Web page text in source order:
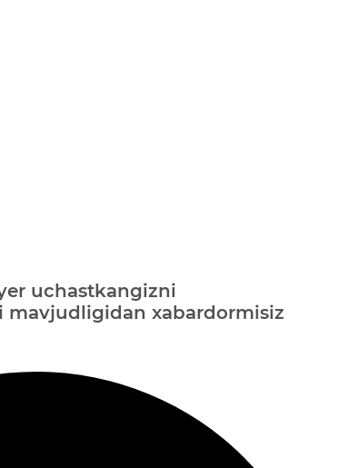
uchastkangizni
xabardormisiz